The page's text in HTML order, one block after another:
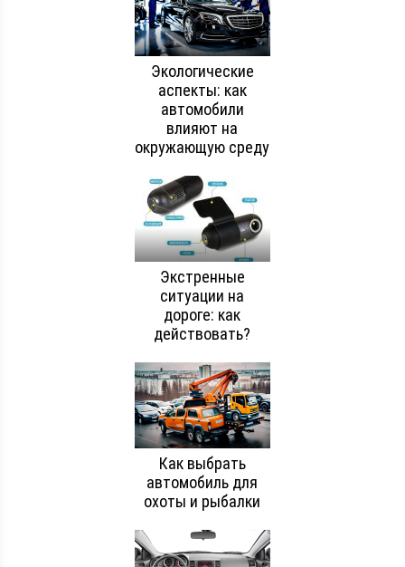
Экологические
аспекты: как
автомобили
влияют на
окружающую среду
Экстренные
ситуации на
дороге: как
действовать?
Как выбрать
автомобиль для
охоты и рыбалки